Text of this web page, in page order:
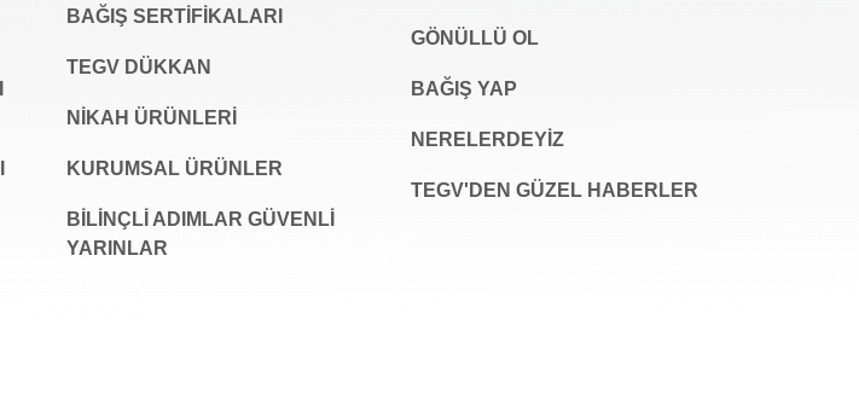
BAĞIŞ SERTIFIKALARI
TEGV DÜKKAN
NİKAH ÜRÜNLERİ
KURUMSAL ÜRÜNLER
BILINÇLI ADIMLAR GÜVENLI
YARINLAR
GÖNÜLLÜ OL
BAĞIŞ YAP
NERELERDEYİZ
TEGV'DEN GÜZEL HABERLER